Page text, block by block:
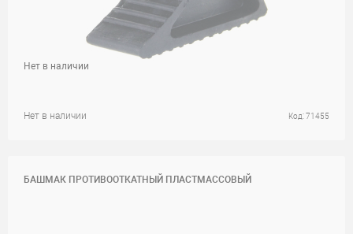
Нет в наличии Код: 71455
Нет в наличии
БАШМАК ПРОТИВООТКАТНЫЙ ПЛАСТМАССОВЫЙ